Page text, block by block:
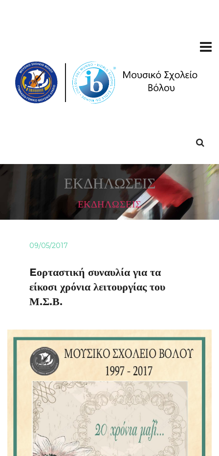
ΕΚΔΗΛΩΣΕΙΣ
ΕΚΔΗΛΩΣΕΙΣ
09/05/2017
Eορταστική συναυλία για τα
είκοσι χρόνια λειτουργίας του
Μ.Σ.Β.